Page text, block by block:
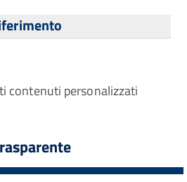
contenuti personalizzati